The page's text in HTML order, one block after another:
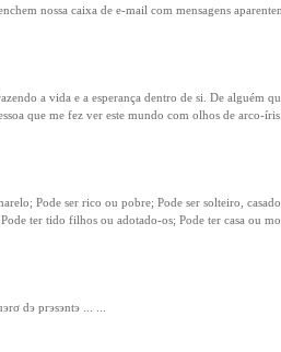
nossa caixa de e-mail com mensagens
a vida e a esperança dentro de si. De alguém
que me fez ver este mundo com olhos de arco-
Pode ser rico ou pobre; Pode ser solteiro,
ter tido filhos ou adotado-os; Pode ter casa ou
dэ prэsэntэ ... ...